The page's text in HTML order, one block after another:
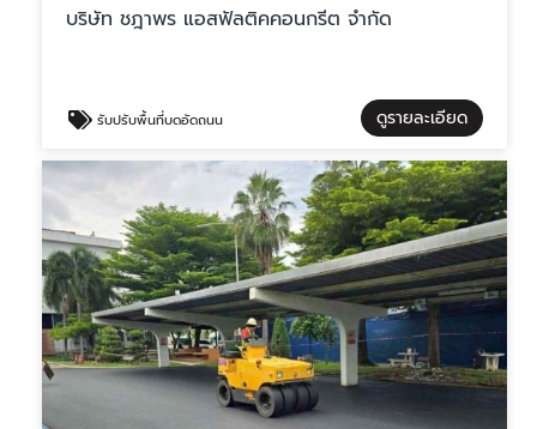
บริษัท ชฎาพร แอสฟัลติคคอนกรีต จำกัด
รับปรับพื้นที่บดอัดถนน ดูรายละเอียด